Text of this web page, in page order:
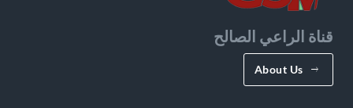
قناة الراعي الصالح
About Us